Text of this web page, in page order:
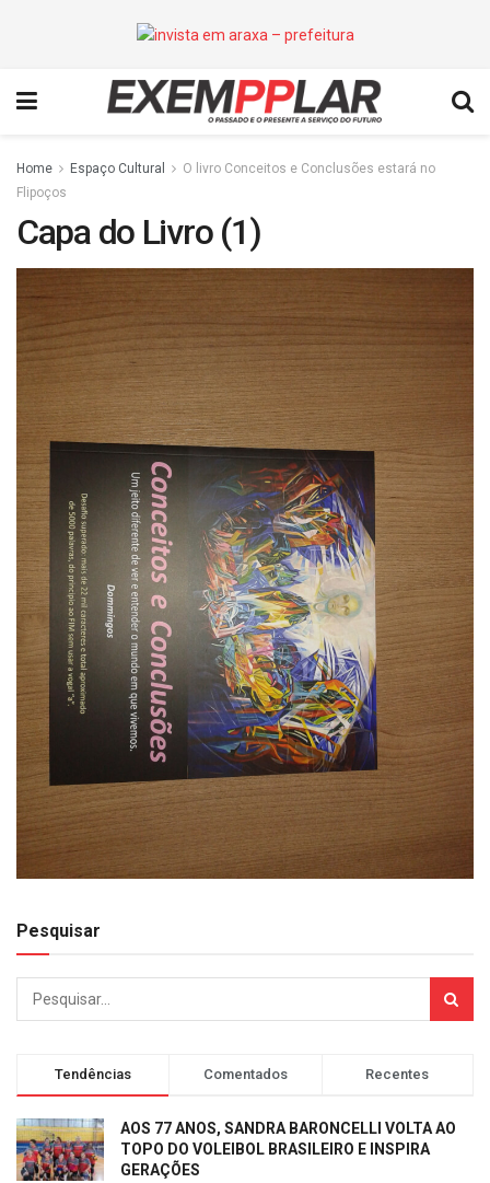
Home Espaço Cultural
O livro Conceitos e Conclusões estará no
Flipoços
Capa do Livro (1)
Pesquisar
Tendências Comentados Recentes
AOS 77 ANOS, SANDRA BARONCELLI VOLTA AO
TOPO DO VOLEIBOL BRASILEIRO E INSPIRA
GERAÇÕES